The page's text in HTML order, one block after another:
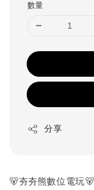
數量
分享
🐻夯夯熊數位電玩